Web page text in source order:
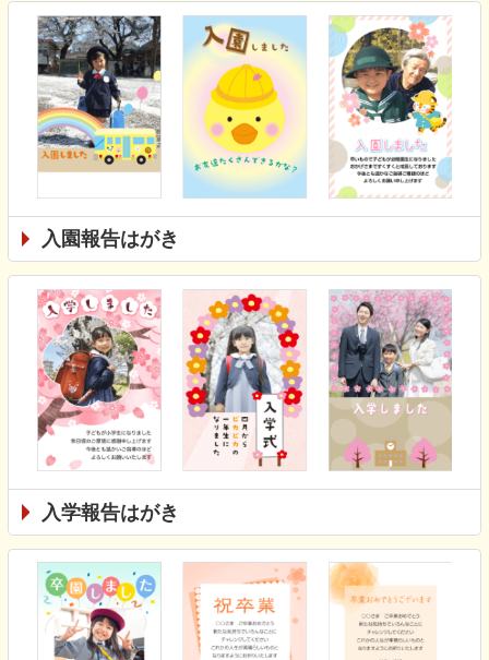
入園報告はがき
入学報告はがき